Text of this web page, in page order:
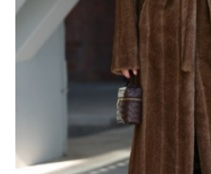
стиль.
Особенность этой модели -
плеч, создающая мягкий
образный шаль-воротник
придаёт образу утончённость и
элегантность. Меховой пояс
внимание на линии талии,
пропорции фигуры.